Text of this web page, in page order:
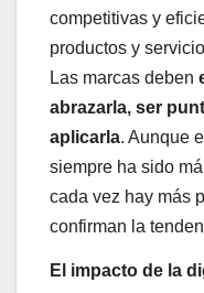
competitivas y
productos y
Las marcas deben
abrazarla, ser
aplicarla. Aunque
siempre ha sido
cada vez hay más
confirman la
El impacto de la